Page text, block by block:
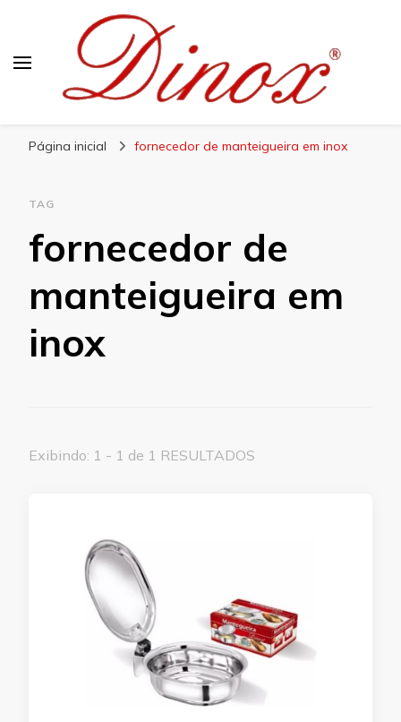
Página inicial fornecedor de manteigueira em inox
TAG
fornecedor de
manteigueira em
inox
Exibindo: 1 - 1 de 1 RESULTADOS